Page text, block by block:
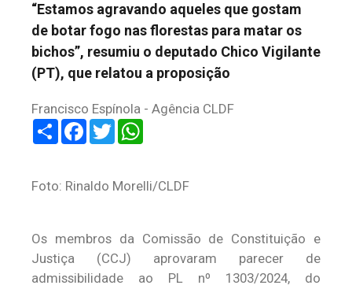
“Estamos agravando aqueles que gostam
de botar fogo nas florestas para matar os
bichos”, resumiu o deputado Chico Vigilante
(PT), que relatou a proposição
Francisco Espínola - Agência CLDF
ShareFacebook
Twitter
Foto: Rinaldo Morelli/CLDF
Os membros da Comissão de Constituição e
Justiça (CCJ) aprovaram parecer de
admissibilidade ao PL nº 1303/2024, do